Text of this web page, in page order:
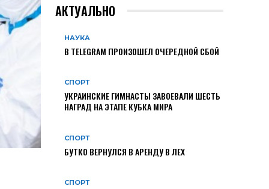
АКТУАЛЬНО
НАУКА
В TELEGRAM ПРОИЗОШЕЛ ОЧЕРЕДНОЙ СБОЙ
СПОРТ
УКРАИНСКИЕ ГИМНАСТЫ ЗАВОЕВАЛИ ШЕСТЬ
НАГРАД НА ЭТАПЕ КУБКА МИРА
СПОРТ
БУТКО ВЕРНУЛСЯ В АРЕНДУ В ЛЕХ
СПОРТ